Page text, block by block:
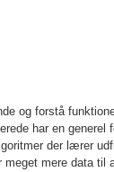
og forstå
har en
der lærer
mere data